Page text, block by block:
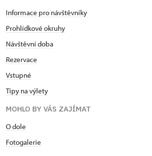
Informace pro návštěvníky
Prohlídkové okruhy
Návštěvní doba
Rezervace
Vstupné
Tipy na výlety
MOHLO BY VÁS ZAJÍMAT
O dole
Fotogalerie